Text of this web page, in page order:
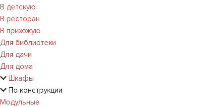
В детскую
В ресторан
В прихожую
Для библиотеки
Для дачи
Для дома
Шкафы
По конструкции
Модульные